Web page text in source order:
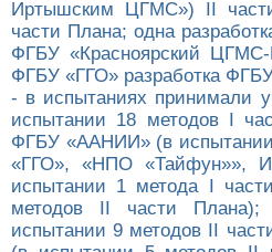
Иртышским ЦГМС») II
части Плана; одна
ФГБУ «Красноярский
ФГБУ «ГГО» разработка
- в испытаниях принимали
испытании 18 методов I
ФГБУ «ААНИИ» (в
«ГГО», «НПО
испытании 1 метода I
методов II части Плана);
испытании 9 методов II